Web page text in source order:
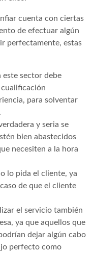
cuenta con ciertas
de efectuar algún
perfectamente, estas
este sector debe
para solventar
y seria se
bien abastecidos
necesiten a la hora
lo pida el cliente, ya
de que el cliente
el servicio también
ya que aquellos que
dejar algún cabo
perfecto como